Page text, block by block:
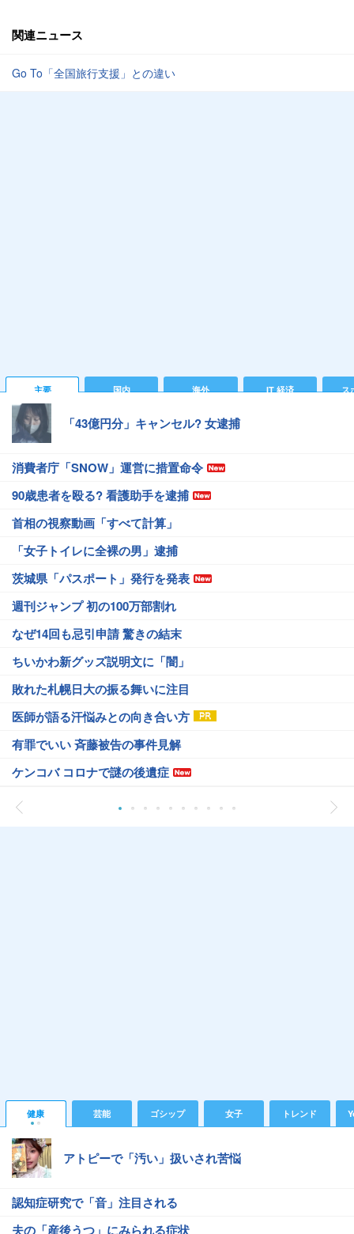
関連ニュース
Go To「全国旅行支援」との違い
主要 国内 海外 IT 経済 ス
「43億円分」キャンセル? 女逮捕
消費者庁「SNOW」運営に措置命令
90歳患者を殴る? 看護助手を逮捕
首相の視察動画「すべて計算」
「女子トイレに全裸の男」逮捕
茨城県「パスポート」発行を発表
週刊ジャンプ 初の100万部割れ
なぜ14回も忌引申請 驚きの結末
ちいかわ新グッズ説明文に「闇」
敗れた札幌日大の振る舞いに注目
医師が語る汗悩みとの向き合い方
有罪でいい 斉藤被告の事件見解
ケンコバ コロナで謎の後遺症
健康 芸能 ゴシップ 女子 トレンド
アトピーで「汚い」扱いされ苦悩
認知症研究で「音」注目される
夫の「産後うつ」にみられる症状